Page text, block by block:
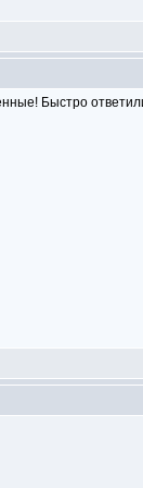
Быстро